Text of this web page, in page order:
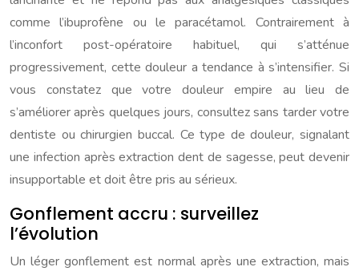
comme l’ibuprofène ou le paracétamol. Contrairement à
l’inconfort post-opératoire habituel, qui s’atténue
progressivement, cette douleur a tendance à s’intensifier. Si
vous constatez que votre douleur empire au lieu de
s’améliorer après quelques jours, consultez sans tarder votre
dentiste ou chirurgien buccal. Ce type de douleur, signalant
une infection après extraction dent de sagesse, peut devenir
insupportable et doit être pris au sérieux.
Gonflement accru : surveillez
l’évolution
Un léger gonflement est normal après une extraction, mais